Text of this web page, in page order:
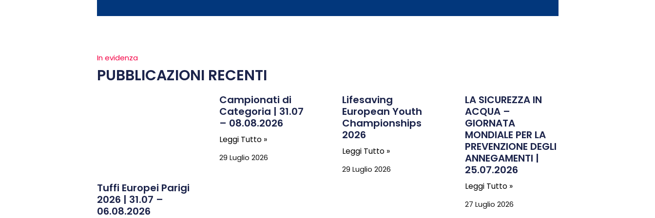
In evidenza
PUBBLICAZIONI RECENTI
Tuffi Europei Parigi
2026 | 31.07 –
06.08.2026
Campionati di
Categoria | 31.07
– 08.08.2026
Leggi Tutto »
29 Luglio 2026
Lifesaving
European Youth
Championships
2026
Leggi Tutto »
29 Luglio 2026
LA SICUREZZA IN
ACQUA –
GIORNATA
MONDIALE PER LA
PREVENZIONE DEGLI
ANNEGAMENTI |
25.07.2026
Leggi Tutto »
27 Luglio 2026